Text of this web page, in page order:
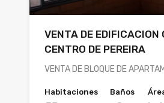
VENTA DE EDIFICACION
CENTRO DE PEREIRA
VENTA DE BLOQUE DE
Habitaciones Baños